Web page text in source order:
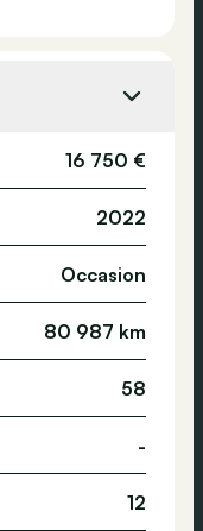
16 750 €
2022
Occasion
80 987 km
58
-
12